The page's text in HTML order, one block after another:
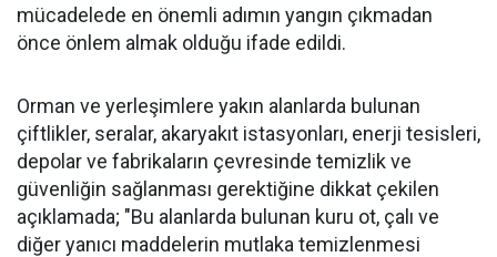
mücadelede en önemli adımın yangın çıkmadan
önce önlem almak olduğu ifade edildi.
Orman ve yerleşimlere yakın alanlarda bulunan
çiftlikler, seralar, akaryakıt istasyonları, enerji tesisleri,
depolar ve fabrikaların çevresinde temizlik ve
güvenliğin sağlanması gerektiğine dikkat çekilen
açıklamada; "Bu alanlarda bulunan kuru ot, çalı ve
diğer yanıcı maddelerin mutlaka temizlenmesi